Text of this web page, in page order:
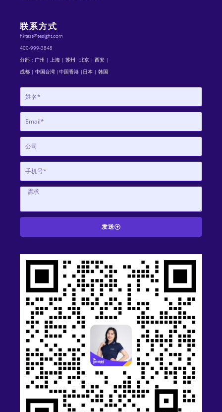
联系方式
hktest@tesight.com
400-999-3848
分部：广州 | 上海 | 苏州 |北京 | 西安 |
成都 | 中国台湾 |中国香港 |日本 | 韩国
发送